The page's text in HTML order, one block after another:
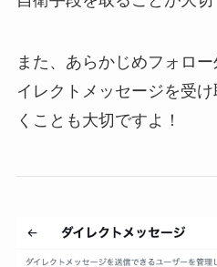
また、あらかじめフォロ
イレクトメッセージを受
くことも大切ですよ！